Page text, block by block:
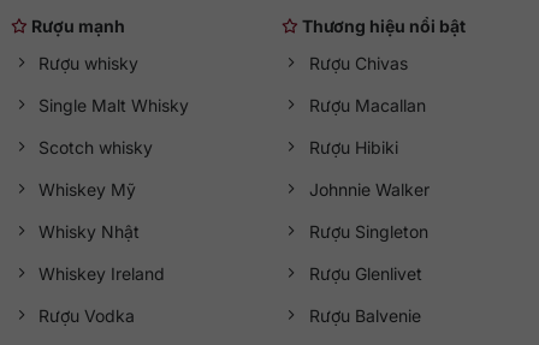
Rượu mạnh
Rượu whisky
Single Malt Whisky
Scotch whisky
Whiskey Mỹ
Whisky Nhật
Whiskey Ireland
Rượu Vodka
Thương hiệu nổi bật
Rượu Chivas
Rượu Macallan
Rượu Hibiki
Johnnie Walker
Rượu Singleton
Rượu Glenlivet
Rượu Balvenie